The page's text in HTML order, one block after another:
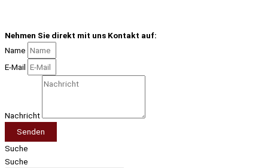
Nehmen Sie direkt mit uns Kontakt auf:
Name
E-Mail
Nachricht
Senden
Suche
Suche